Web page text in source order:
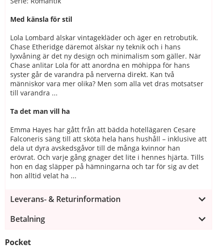
Med känsla för stil
Lola Lombard älskar vintagekläder och äger en retrobutik.
Chase Etheridge däremot älskar ny teknik och i hans
lyxvåning är det ny design och minimalism som gäller. När
Chase anlitar Lola för att anordna en möhippa för hans
syster går de varandra på nerverna direkt. Kan två
människor vara mer olika? Men som alla vet dras motsatser
till varandra ...
Ta det man vill ha
Emma Hayes har gått från att bädda hotellägaren Cesare
Falconeris säng till att sköta hela hans hushåll – inklusive att
dela ut dyra avskedsgåvor till de många kvinnor han
erövrat. Och varje gång gnager det lite i hennes hjärta. Tills
hon en dag släpper på hämningarna och tar för sig av det
hon alltid velat ha ...
Leverans- & Returinformation
Betalning
Pocket